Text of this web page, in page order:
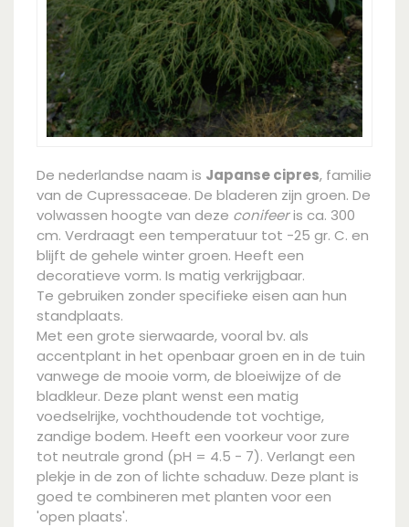
De nederlandse naam is Japanse cipres, familie
van de Cupressaceae. De bladeren zijn groen. De
volwassen hoogte van deze conifeeris ca. 300
cm. Verdraagt een temperatuur tot -25 gr. C. en
blijft de gehele winter groen. Heeft een
decoratieve vorm. Is matig verkrijgbaar.
Te gebruiken zonder specifieke eisen aan hun
standplaats.
Met een grote sierwaarde, vooral bv. als
accentplant in het openbaar groen en in de tuin
vanwege de mooie vorm, de bloeiwijze of de
bladkleur. Deze plant wenst een matig
voedselrijke, vochthoudende tot vochtige,
zandige bodem. Heeft een voorkeur voor zure
tot neutrale grond (pH = 4.5 - 7). Verlangt een
plekje in de zon of lichte schaduw. Deze plant is
goed te combineren met planten voor een
'open plaats'.